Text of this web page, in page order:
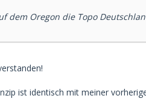
dem Oregon die Topo
ist identisch mit meiner